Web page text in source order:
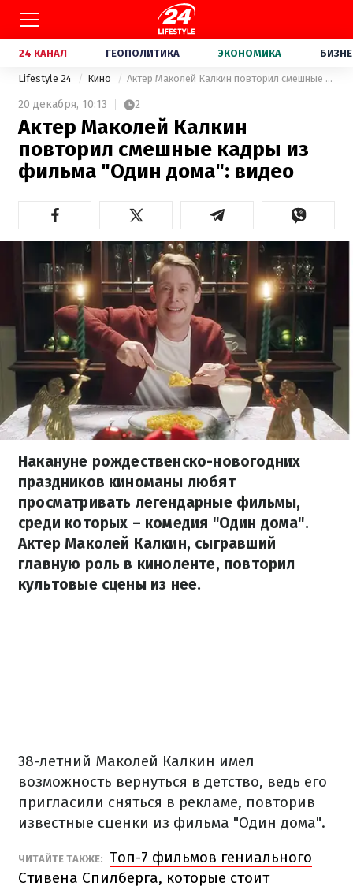
24 КАНАЛ ГЕОПОЛИТИКА ЭКОНОМИКА
Lifestyle 24 Кино Актер Маколей Калкин повторил смешные кадры из фильма "Один дома": видео
20 декабря, 10:13 2
Актер Маколей Калкин
повторил смешные кадры из
фильма "Один дома": видео
Накануне рождественско-новогодних
праздников киноманы любят
просматривать легендарные фильмы,
среди которых – комедия "Один дома".
Актер Маколей Калкин, сыгравший
главную роль в киноленте, повторил
культовые сцены из нее.
38-летний Маколей Калкин имел
возможность вернуться в детство, ведь его
пригласили сняться в рекламе, повторив
известные сценки из фильма "Один дома".
ЧИТАЙТЕ ТАКЖЕ: Топ-7 фильмов гениального
Стивена Спилберга, которые стоит